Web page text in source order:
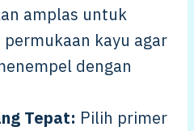
amplas untuk
kayu agar
dengan
Tepat: Pilih primer